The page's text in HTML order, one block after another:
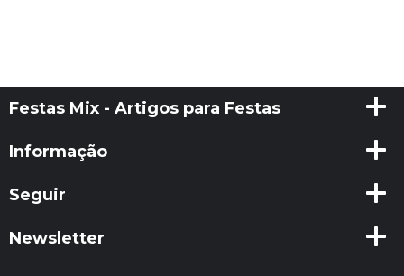
Festas Mix - Artigos para Festas
Informação
Seguir
Newsletter